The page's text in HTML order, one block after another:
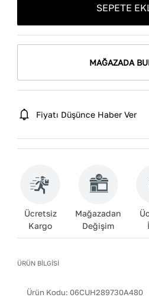
SEPETE
MAĞAZADA
Fiyatı Düşünce Haber Ver
Ücretsiz
Kargo
Mağazadan
Değişim
ÜRÜN BİLGİSİ
Ürün Kodu:06CUH289730A480